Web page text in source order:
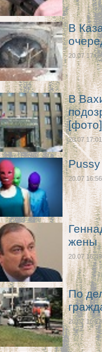
В
20.07 17:07
В
[фото]
20.07 17:01
Pussy
20.07 16:56
жены
20.07 16:49
По
20.07 16:23